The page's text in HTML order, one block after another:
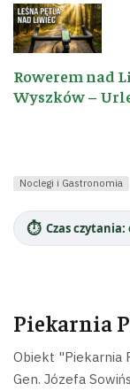
Rowerem nad
Wyszków –
Noclegi i Gastronomia
⏱️ Czas czytania:
Piekarnia
Obiekt "Piekarnia
Gen. Józefa